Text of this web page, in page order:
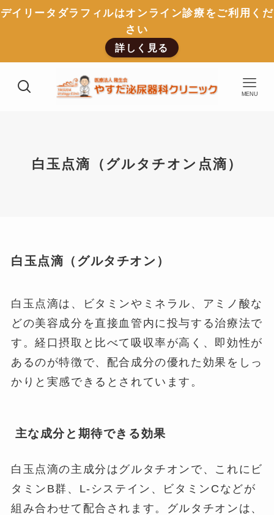
デイリータダラフィルはオンライン診療をご利用くだ
さい
詳しく見る
MENU
白玉点滴（グルタチオン点滴）
白玉点滴（グルタチオン）
白玉点滴は、ビタミンやミネラル、アミノ酸な
どの美容成分を直接血管内に投与する治療法で
す。経口摂取と比べて吸収率が高く、即効性が
あるのが特徴で、配合成分の優れた効果をしっ
かりと実感できるとされています。
主な成分と期待できる効果
白玉点滴の主成分はグルタチオンで、これにビ
タミンB群、L-システイン、ビタミンCなどが
組み合わせて配合されます。グルタチオンは、